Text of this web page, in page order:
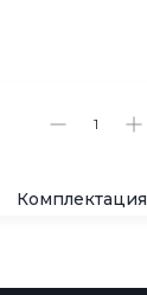
Комплектация